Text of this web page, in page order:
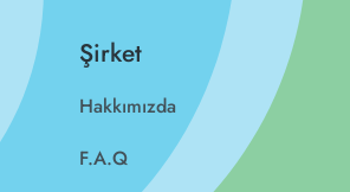
Şirket
Hakkımızda
F.A.Q